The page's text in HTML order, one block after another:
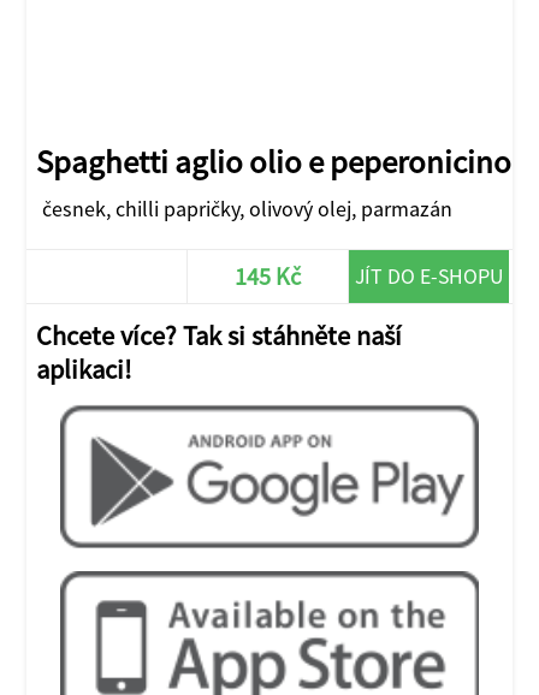
Spaghetti aglio olio e peperonicino
česnek, chilli papričky, olivový olej, parmazán
145 Kč JÍT DO E-SHOPU
Chcete více? Tak si stáhněte naší
aplikaci!